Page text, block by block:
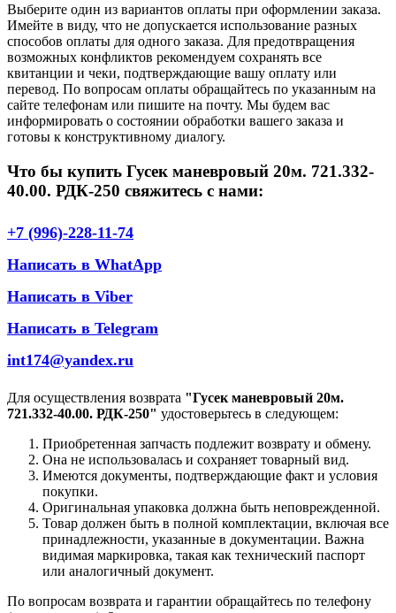
Выберите один из вариантов оплаты при оформлении заказа.
Имейте в виду, что не допускается использование разных
способов оплаты для одного заказа. Для предотвращения
возможных конфликтов рекомендуем сохранять все
квитанции и чеки, подтверждающие вашу оплату или
перевод. По вопросам оплаты обращайтесь по указанным на
сайте телефонам или пишите на почту. Мы будем вас
информировать о состоянии обработки вашего заказа и
готовы к конструктивному диалогу.
Что бы купить Гусек маневровый 20м. 721.332-
40.00. РДК-250 свяжитесь с нами:
+7 (996)-228-11-74
Написать в WhatApp
Написать в Viber
Написать в Telegram
int174@yandex.ru
Для осуществления возврата "Гусек маневровый 20м.
721.332-40.00. РДК-250" удостоверьтесь в следующем:
Приобретенная запчасть подлежит возврату и обмену.
Она не использовалась и сохраняет товарный вид.
Имеются документы, подтверждающие факт и условия
покупки.
Оригинальная упаковка должна быть неповрежденной.
Товар должен быть в полной комплектации, включая все
принадлежности, указанные в документации. Важна
видимая маркировка, такая как технический паспорт
или аналогичный документ.
По вопросам возврата и гарантии обращайтесь по телефону